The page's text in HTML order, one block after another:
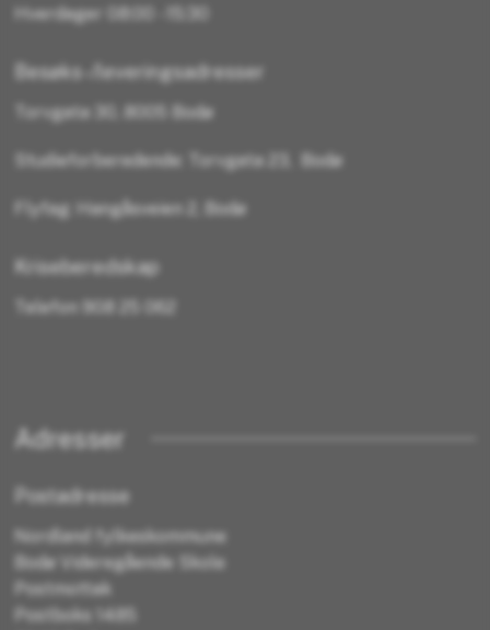
Hverdager 08:00 - 15:30
Besøks-/leveringsadresser
Torvgata 30, 8005 Bodø
Studieforberedende: Torvgata 23, Bodø
Flyfag: Hangåsveien 2, Bodø
Kriseberedskap
Telefon 908 25 062
Adresser
Postadresse
Nordland fylkeskommune
Bodø Videregående Skole
Postmottak
Postboks 1485